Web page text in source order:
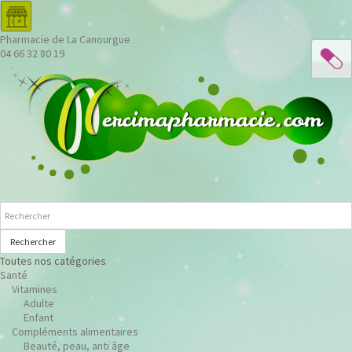
Pharmacie de La Canourgue
04 66 32 80 19
Rechercher
Toutes nos catégories
Santé
Vitamines
Adulte
Enfant
Compléments alimentaires
Beauté, peau, anti âge